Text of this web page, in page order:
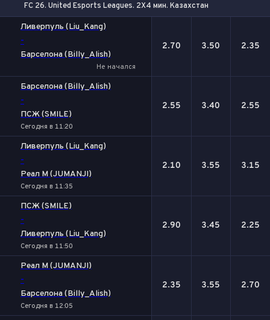
FC 26. United Esports Leagues. 2X4 мин. Казахстан
Ливерпуль (Liu_Kang)
-
Барселона (Billy_Alish)
Не начался
2.70 3.50 2.35
Барселона (Billy_Alish)
-
ПСЖ (SMILE)
Сегодня в 11:20
2.55 3.40 2.55
Ливерпуль (Liu_Kang)
-
Реал М (JUMANJI)
Сегодня в 11:35
2.10 3.55 3.15
ПСЖ (SMILE)
-
Ливерпуль (Liu_Kang)
Сегодня в 11:50
2.90 3.45 2.25
Реал М (JUMANJI)
-
Барселона (Billy_Alish)
Сегодня в 12:05
2.35 3.55 2.70